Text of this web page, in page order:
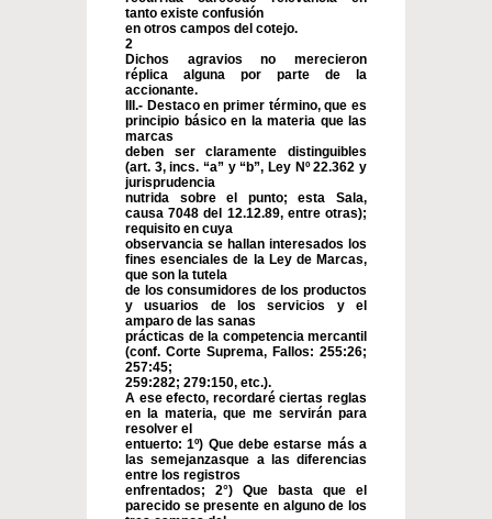
tanto existe confusión
en otros campos del cotejo.
2
Dichos agravios no merecieron
réplica alguna por parte de la
accionante.
III.- Destaco en primer término, que es
principio básico en la materia que las
marcas
deben ser claramente distinguibles
(art. 3, incs. “a” y “b”, Ley Nº 22.362 y
jurisprudencia
nutrida sobre el punto; esta Sala,
causa 7048 del 12.12.89, entre otras);
requisito en cuya
observancia se hallan interesados los
fines esenciales de la Ley de Marcas,
que son la tutela
de los consumidores de los productos
y usuarios de los servicios y el
amparo de las sanas
prácticas de la competencia mercantil
(conf. Corte Suprema, Fallos: 255:26;
257:45;
259:282; 279:150, etc.).
A ese efecto, recordaré ciertas reglas
en la materia, que me servirán para
resolver el
entuerto: 1º) Que debe estarse más a
las semejanzasque a las diferencias
entre los registros
enfrentados; 2°) Que basta que el
parecido se presente en alguno de los